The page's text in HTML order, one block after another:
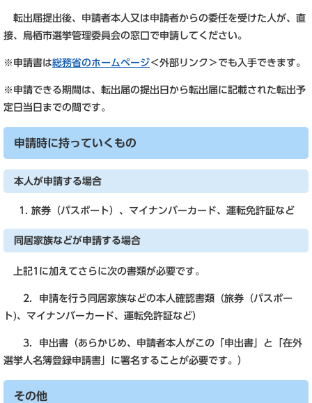
転出届提出後、申請者本人又は申請者からの委任を受けた人が、直
接、鳥栖市選挙管理委員会の窓口で申請してください。
※申請書は総務省のホームページ＜外部リンク＞ でも入手できます。
※申請できる期間は、転出届の提出日から転出届に記載された転出予
定日当日までの間です。
申請時に持っていくもの
本人が申請する場合
旅券（パスポート）、マイナンバーカード、運転免許証など
同居家族などが申請する場合
上記1に加えてさらに次の書類が必要です。
2．申請を行う同居家族などの本人確認書類（旅券（パスポー
ト)、マイナンバーカード、運転免許証など）
3．申出書（あらかじめ、申請者本人がこの「申出書」と「在外
選挙人名簿登録申請書」に署名することが必要です。）
その他